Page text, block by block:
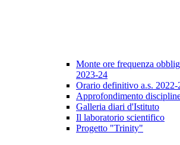
Monte ore frequenza
2023-24
Orario definitivo a.s. 2022-
Approfondimento
Galleria diari d'Istituto
Il laboratorio scientifico
Progetto "Trinity"